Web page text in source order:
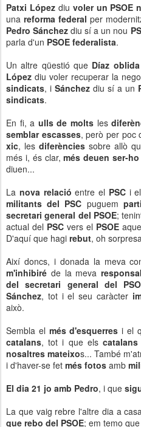
Patxi Lópezdiu voler un PSOE
una reforma federal per
Pedro Sánchez diu sí a un nou
parla d'un PSOE federalista.
Un altre qüestió que Díaz oblida
López diu voler recuperar la
sindicats, iSánchezdiu sí a un
sindicats.
En fi, a ulls de molts les
semblar escasses, però per poc
xic, les diferències sobre allò
més i, és clar,més deuen ser-
diuen...
La nova relació entre el PSCi el
militants del PSC puguem
secretari general del PSOE;
actual del PSC vers el PSOE
D'aquí que hagi rebut, oh
Així doncs, i donada la meva
m'inhibiré de la meva
del secretari general del
Sánchez, tot i el seu caràcter
això.
Sembla el més d'esquerres i el
catalans, tot i que els catalans
nosaltres mateixos... També
i d'haver-se fet més fotos amb
El dia 21 jo amb Pedro, i que
La que vaig rebre l'altre dia a
que rebo del PSOE; em temo que